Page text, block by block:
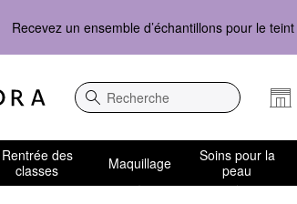
Recevez un ensemble d’échantillons pour le teint
Recherche
Rentrée des
classes
Maquillage
Soins pour la
peau